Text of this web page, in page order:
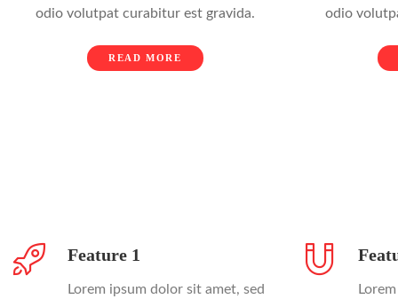
odio volutpat curabitur est gravida.
READ MORE
odio
Feature 1
Lorem ipsum dolor sit amet, sed